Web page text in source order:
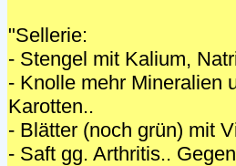
"Sellerie:
- Stengel mit Kalium,
- Knolle mehr Mineralien
Karotten..
- Blätter (noch grün) mit
- Saft gg. Arthritis..